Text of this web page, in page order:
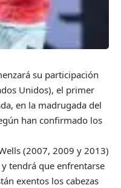
su participación
Unidos), el primer
en la madrugada del
han confirmado los
(2007, 2009 y 2013)
tendrá que enfrentarse
exentos los cabezas